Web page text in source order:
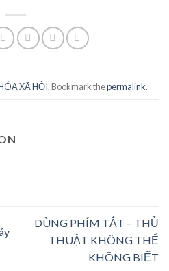
XÃ HỘI. Bookmark thepermalink.
DÙNG PHÍM TẮT – THỦ
THUẬT KHÔNG THỂ
KHÔNG BIẾT